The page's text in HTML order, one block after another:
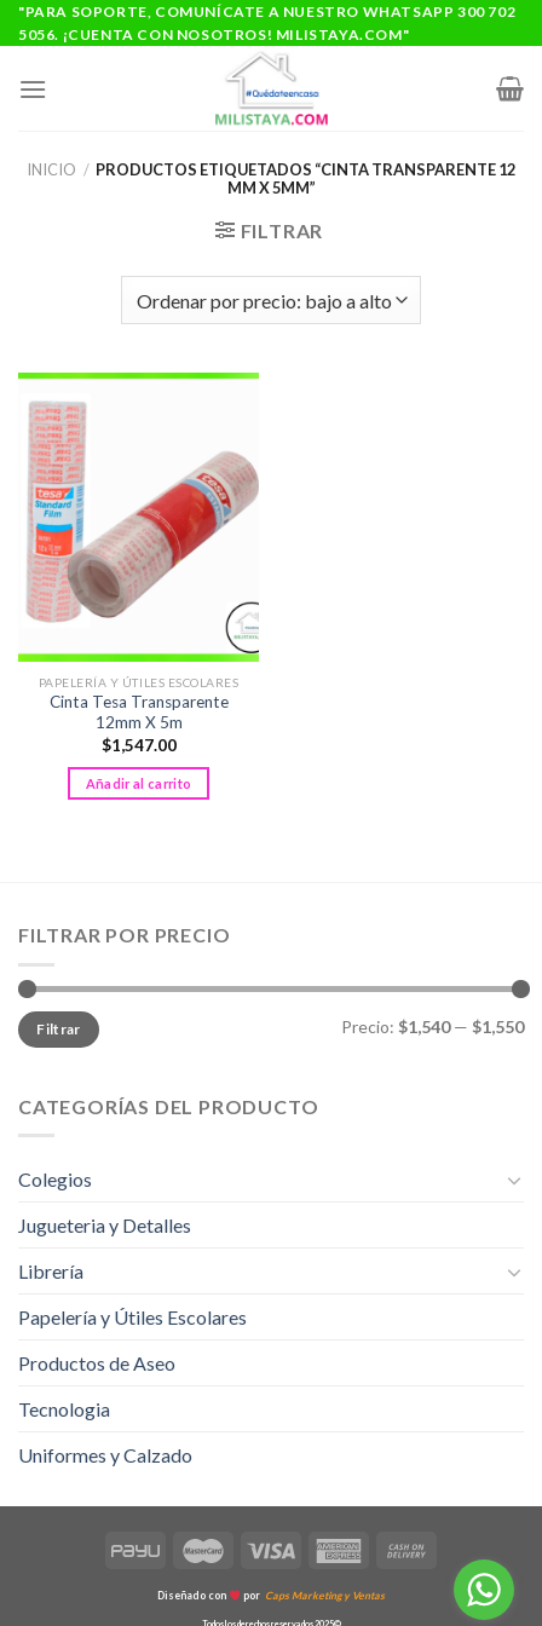
Saltar
al
"PARA SOPORTE, COMUNÍCATE A NUESTRO WHATSAPP 300 702
5056. ¡CUENTA CON NOSOTROS! MILISTAYA.COM"
INICIO / PRODUCTOS ETIQUETADOS “CINTA TRANSPARENTE 12
MM X 5MM”
FILTRAR
PAPELERÍA Y ÚTILES ESCOLARES
Cinta Tesa Transparente
12mm X 5m
$1,547.00
Añadir al carrito
FILTRAR POR PRECIO
Precio
mínimo
Precio
máximo
Filtrar Precio: $1,540— $1,550
CATEGORÍAS DEL PRODUCTO
Colegios
Jugueteria y Detalles
Librería
Papelería y Útiles Escolares
Productos de Aseo
Tecnologia
Uniformes y Calzado
Diseñado con por Caps Marketing y Ventas